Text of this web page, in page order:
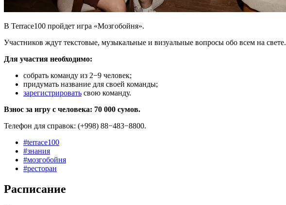
В Terrace100 пройдет игра «Мозгобойня».
Участников ждут текстовые, музыкальные и визуальные вопросы обо всем на свете.
Для участия необходимо:
собрать команду из 2−9 человек;
придумать название для своей команды;
зарегистрировать свою команду.
Взнос за игру с человека: 70 000 сумов.
Телефон для справок: (+998) 88−483−8800.
#terrace100
#знания
#мозгобойня
#ресторан
Расписание